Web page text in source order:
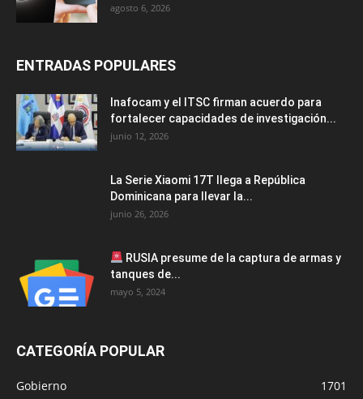
agosto 6, 2026
ENTRADAS POPULARES
Inafocam y el ITSC firman acuerdo para
fortalecer capacidades de investigación...
junio 12, 2026
La Serie Xiaomi 17T llega a República
Dominicana para llevar la...
junio 26, 2026
RUSIA presume de la captura de armas y
tanques de...
mayo 5, 2024
CATEGORÍA POPULAR
Gobierno
1701